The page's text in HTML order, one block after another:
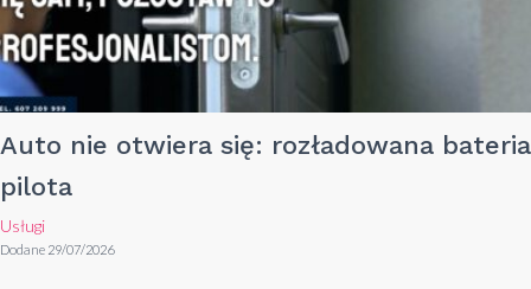
Auto nie otwiera się: rozładowana bateria
pilota
Usługi
Dodane 29/07/2026